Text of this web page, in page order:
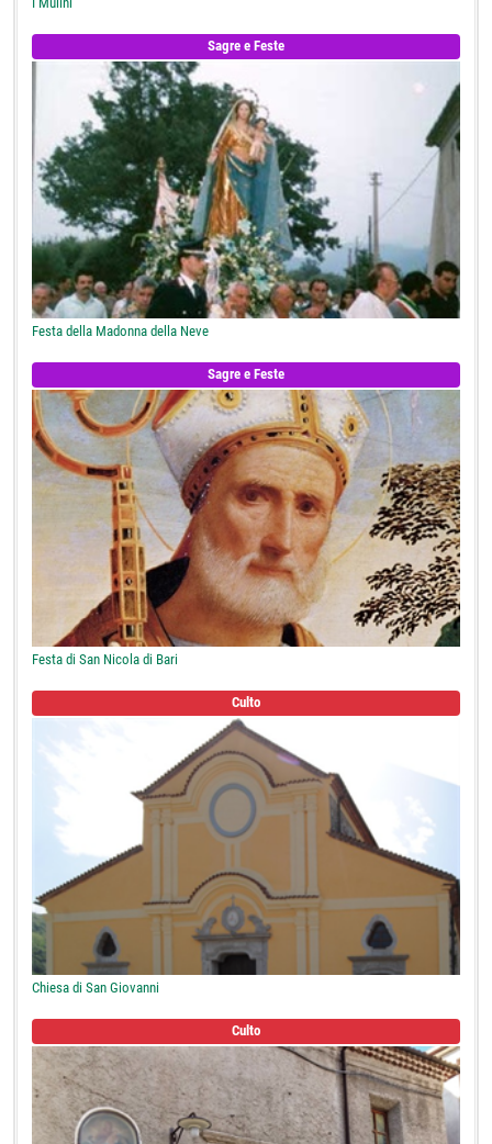
Sagre e Feste
Festa della Madonna della Neve
Sagre e Feste
Festa di San Nicola di Bari
Culto
Chiesa di San Giovanni
Culto